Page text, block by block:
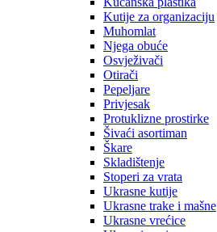
Kutije za organizaciju
Muhomlat
Njega obuće
Osvježivači
Otirači
Pepeljare
Privjesak
Protuklizne prostirke
Šivaći asortiman
Škare
Skladištenje
Stoperi za vrata
Ukrasne kutije
Ukrasne trake i mašne
Ukrasne vrećice